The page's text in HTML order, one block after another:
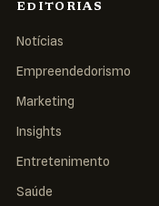
EDITORIAS
Notícias
Empreendedorismo
Marketing
Insights
Entretenimento
Saúde